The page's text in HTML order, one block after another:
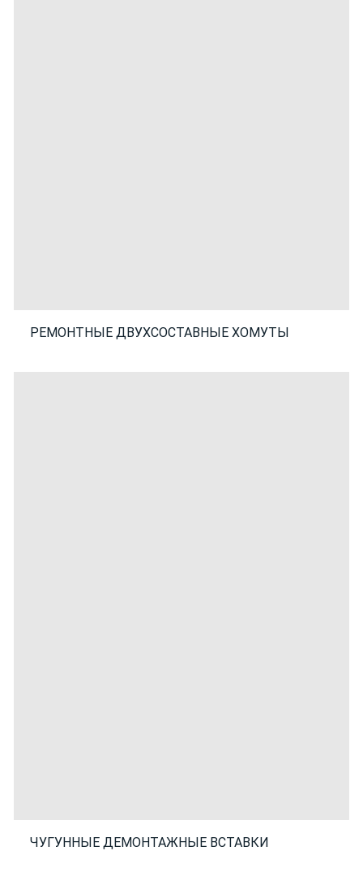
РЕМОНТНЫЕ ДВУХСОСТАВНЫЕ ХОМУТЫ
ЧУГУННЫЕ ДЕМОНТАЖНЫЕ ВСТАВКИ